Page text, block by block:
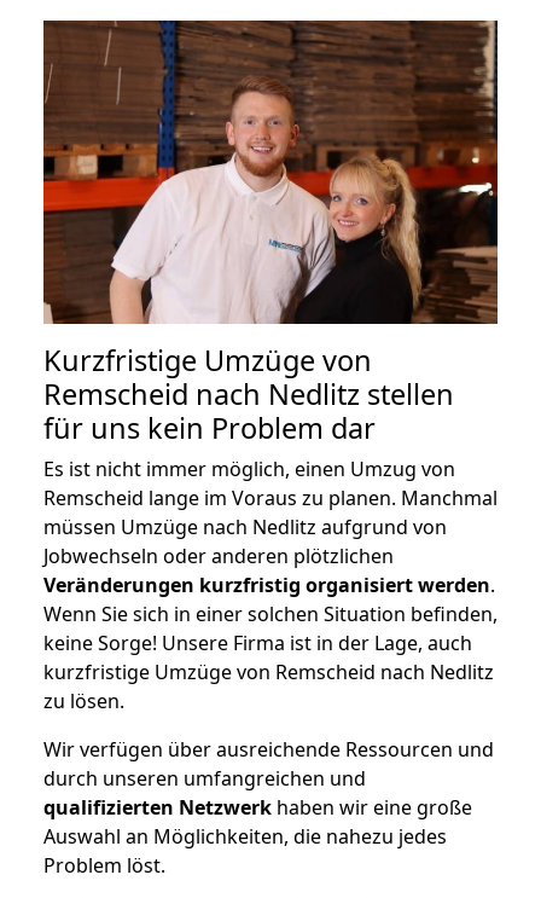
Kurzfristige Umzüge von
Remscheid nach Nedlitz stellen
für uns kein Problem dar
Es ist nicht immer möglich, einen Umzug von
Remscheid lange im Voraus zu planen. Manchmal
müssen Umzüge nach Nedlitz aufgrund von
Jobwechseln oder anderen plötzlichen
Veränderungen kurzfristig organisiert werden.
Wenn Sie sich in einer solchen Situation befinden,
keine Sorge! Unsere Firma ist in der Lage, auch
kurzfristige Umzüge von Remscheid nach Nedlitz
zu lösen.
Wir verfügen über ausreichende Ressourcen und
durch unseren umfangreichen und
qualifizierten Netzwerk haben wir eine große
Auswahl an Möglichkeiten, die nahezu jedes
Problem löst.